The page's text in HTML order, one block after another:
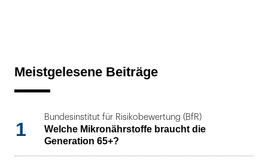
Meistgelesene Beiträge
1
Bundesinstitut für Risikobewertung (BfR)
Welche Mikronährstoffe braucht die
Generation 65+?